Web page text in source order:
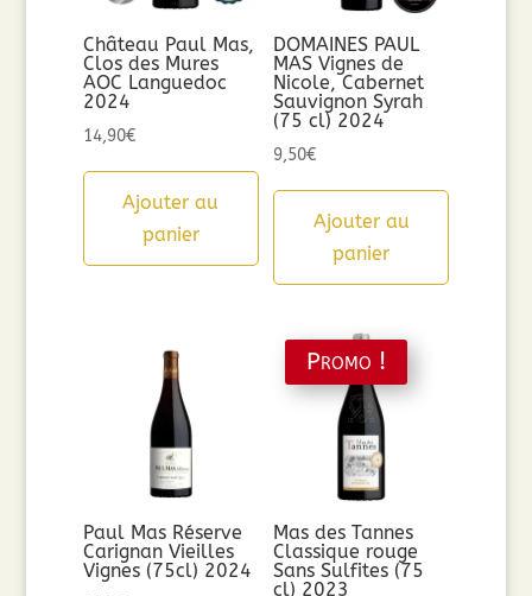
Château Paul Mas,
Clos des Mures
AOC Languedoc
2024
14,90€
Ajouter au
panier
DOMAINES PAUL
MAS Vignes de
Nicole, Cabernet
Sauvignon Syrah
(75 cl) 2024
9,50€
Ajouter au
panier
Paul Mas Réserve
Carignan Vieilles
Vignes (75cl) 2024
Promo !
Mas des Tannes
Classique rouge
Sans Sulfites (75
cl) 2023